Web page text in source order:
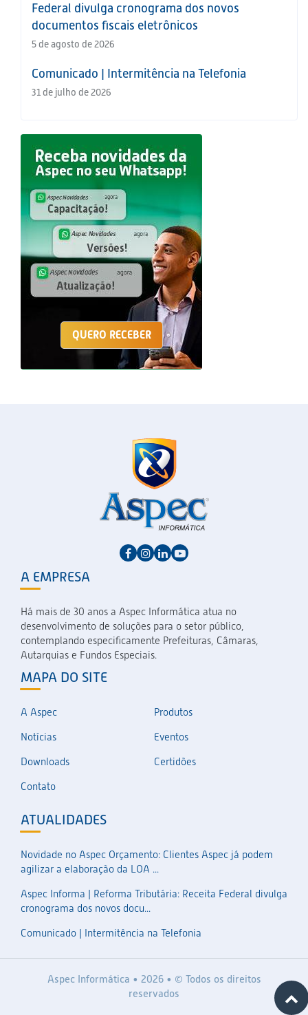
Federal divulga cronograma dos novos
documentos fiscais eletrônicos
5 de agosto de 2026
Comunicado | Intermitência na Telefonia
31 de julho de 2026
QUERO RECEBER
A EMPRESA
Há mais de 30 anos a Aspec Informática atua no
desenvolvimento de soluções para o setor público,
contemplando especificamente Prefeituras, Câmaras,
Autarquias e Fundos Especiais.
MAPA DO SITE
A Aspec
Produtos
Notícias
Eventos
Downloads
Certidões
Contato
ATUALIDADES
Novidade no Aspec Orçamento: Clientes Aspec já podem
agilizar a elaboração da LOA ...
Aspec Informa | Reforma Tributária: Receita Federal divulga
cronograma dos novos docu...
Comunicado | Intermitência na Telefonia
Aspec Informática • 2026 • © Todos os direitos
reservados